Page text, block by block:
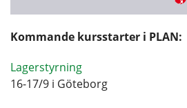
Kommande kursstarter i PLAN:
Lagerstyrning
16-17/9 i Göteborg